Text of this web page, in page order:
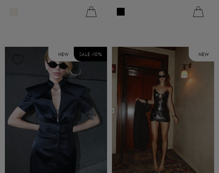
NEW SALE -10 % NEW